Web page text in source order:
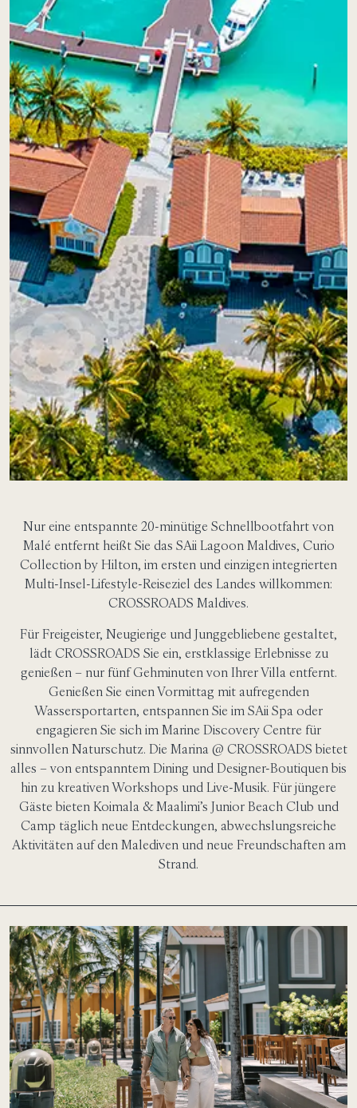
Nur eine entspannte 20-minütige Schnellbootfahrt von
Malé entfernt heißt Sie das SAii Lagoon Maldives, Curio
Collection by Hilton, im ersten und einzigen integrierten
Multi-Insel-Lifestyle-Reiseziel des Landes willkommen:
CROSSROADS Maldives.
Für Freigeister, Neugierige und Junggebliebene gestaltet,
lädt CROSSROADS Sie ein, erstklassige Erlebnisse zu
genießen – nur fünf Gehminuten von Ihrer Villa entfernt.
Genießen Sie einen Vormittag mit aufregenden
Wassersportarten, entspannen Sie im SAii Spa oder
engagieren Sie sich im Marine Discovery Centre für
sinnvollen Naturschutz. Die Marina @ CROSSROADS bietet
alles – von entspanntem Dining und Designer-Boutiquen bis
hin zu kreativen Workshops und Live-Musik. Für jüngere
Gäste bieten Koimala & Maalimi’s Junior Beach Club und
Camp täglich neue Entdeckungen, abwechslungsreiche
Aktivitäten auf den Malediven und neue Freundschaften am
Strand.